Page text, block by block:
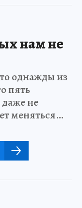
нам не
однажды из
пять
даже не
меняться…